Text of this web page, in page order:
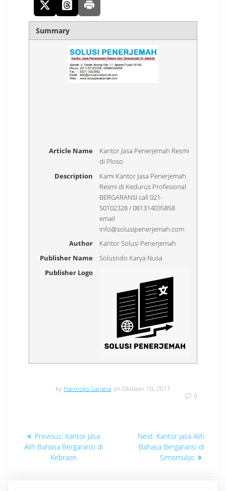
Summary
Article Name
Kantor Jasa Penerjemah Resmi
di Ploso
Description
Kami Kantor Jasa Penerjemah
Resmi di Kedurus Profesional
BERGARANSI call 021-
50102328 / 081314035858
email
info@solusipenerjemah.com
Author
Kantor Solusi Penerjemah
Publisher Name
Solusndo Karya Nusa
Publisher Logo
by Harmoko Sarjana on Oktober 10, 2017
0
Navigasi
pos
Previous: Previous
post:
Kantor Jasa
Alih Bahasa Bergaransi di
Kebraon
Next: Next
post:
Kantor Jasa Alih
Bahasa Bergaransi di
Simomulyo